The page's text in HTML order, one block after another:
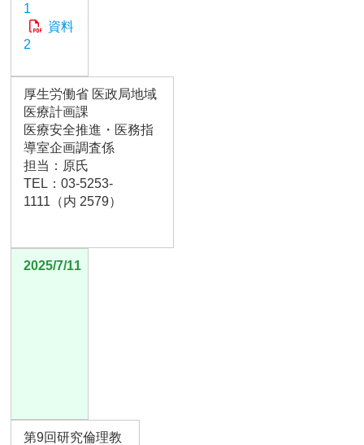
1
資料
2
厚生労働省 医政局地域
医療計画課
医療安全推進・医務指
導室企画調査係
担当：原氏
TEL：03-5253-
1111（内 2579）
2025/7/11
第9回研究倫理教